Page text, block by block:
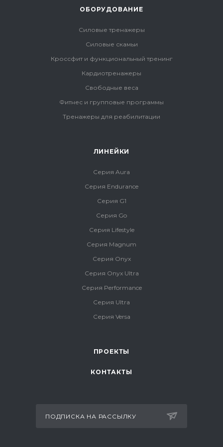
ОБОРУДОВАНИЕ
Силовые тренажеры
Силовые скамьи
Кроссфит и функциональный тренинг
Кардиотренажеры
Свободные веса
Фитнес и групповые программы
Тренажеры для реабилитации
ЛИНЕЙКИ
Серия Aura
Серия Endurance
Серия G1
Серия Go
Серия Lifestyle
Серия Magnum
Серия Onyx
Серия Onyx Ultra
Серия Performance
Серия Ultra
Серия Versa
ПРОЕКТЫ
КОНТАКТЫ
ПОДПИСКА НА РАССЫЛКУ